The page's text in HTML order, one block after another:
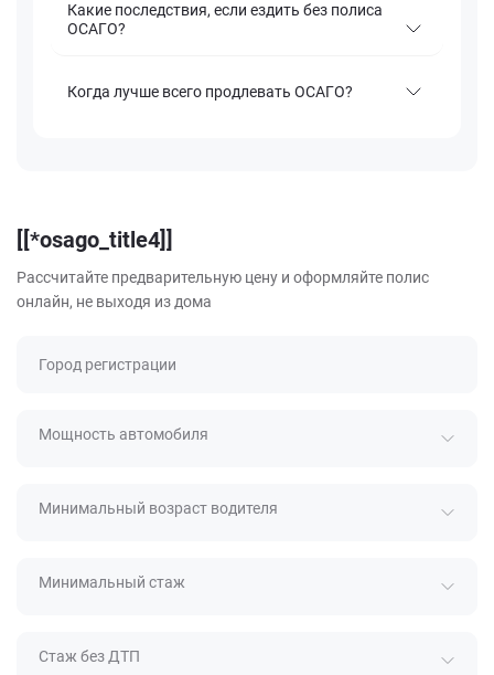
Какие последствия, если ездить без полиса
ОСАГО?
Когда лучше всего продлевать ОСАГО?
[[*osago_title4]]
Рассчитайте предварительную цену и оформляйте полис
онлайн, не выходя из дома
Город регистрации
Мощность автомобиля
Минимальный возраст водителя
Минимальный стаж
Стаж без ДТП